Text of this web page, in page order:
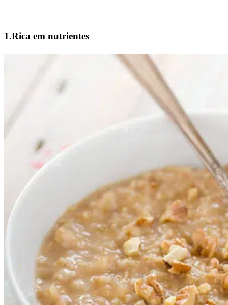
1.Rica em nutrientes